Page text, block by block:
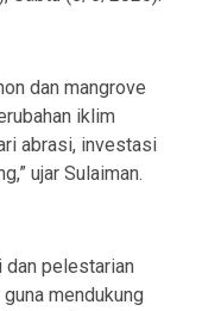
dan mangrove
iklim
abrasi, investasi
ujar Sulaiman.
dan pelestarian
mendukung